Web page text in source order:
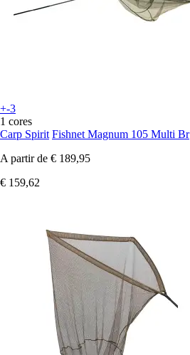
+-3
1 cores
Carp Spirit Fishnet Magnum 105 Multi Br
A partir de € 189,95
€ 159,62